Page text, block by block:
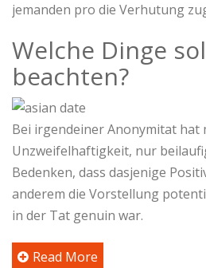
jemanden pro die Verhutung
Welche Dinge
beachten?
Bei irgendeiner Anonymitat hat
Unzweifelhaftigkeit, nur
Bedenken, dass dasjenige
anderem die Vorstellung
in der Tat genuin war.
Read More